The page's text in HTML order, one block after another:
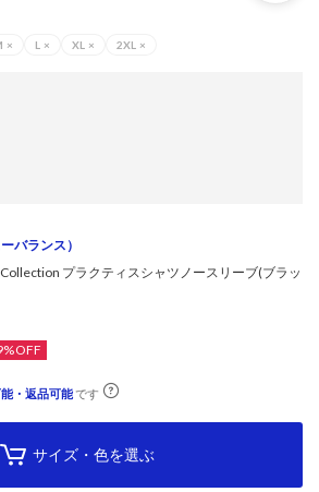
× L × XL × 2XL ×
ーバランス）
プラクティスシャツノースリーブ(ブラッ
・返品可能です
サイズ・色を選ぶ